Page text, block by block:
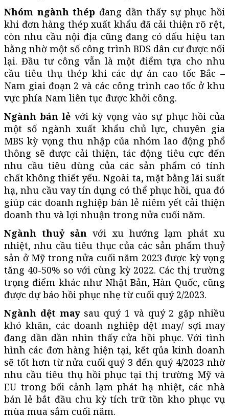
Nhóm ngành thép đang dần thấy sự phục hồi
khi đơn hàng thép xuất khẩu đã cải thiện rõ rệt,
còn nhu cầu nội địa cũng đang có dấu hiệu tan
bằng nhờ một số công trình BDS dân cư được nối
lại. Đầu tư công vẫn là một điểm tựa cho nhu
cầu tiêu thụ thép khi các dự án cao tốc Bắc –
Nam giai đoạn 2 và các công trình cao tốc ở khu
vực phía Nam liên tục được khởi công.
Ngành bán lẻ với kỳ vọng vào sự phục hồi của
một số ngành xuất khẩu chủ lực, chuyên gia
MBS kỳ vọng thu nhập của nhóm lao động phổ
thông sẽ được cải thiện, tác động tiêu cực đến
nhu cầu tiêu dùng của các sản phẩm có tính
chất không thiết yếu. Ngoài ta, mặt bằng lãi suất
hạ, nhu cầu vay tín dụng có thể phục hồi, qua đó
giúp các doanh nghiệp bán lẻ niêm yết cải thiện
doanh thu và lợi nhuận trong nửa cuối năm.
Ngành thuỷ sảnvới xu hướng lạm phát xu
nhiệt, nhu cầu tiêu thục của các sản phẩm thuỷ
sản ở Mỹ trong nửa cuối năm 2023 được kỳ vọng
tăng 40-50% so với cùng kỳ 2022. Các thị trường
trọng điểm khác như Nhật Bản, Hàn Quốc, cũng
được dự báo hồi phục nhẹ từ cuối quý 2/2023.
Ngành dệt may sau quý 1 và quý 2 gặp nhiều
khó khăn, các doanh nghiệp dệt may/ sợi may
đang dần dần nhìn thấy cửa hồi phục. Với tình
hình các đơn hàng hiện tại, kết qủa kinh doanh
sẽ tốt hơn từ nửa cuối quý 3 đến quý 4/2023 nhờ
nhu cầu tiêu thụ hồi phục tại thị trường Mỹ và
EU trong bối cảnh lạm phát hạ nhiệt, các nhà
bán lẻ bắt đầu chu kỳ tích trữ tồn kho phục vụ
mùa mua sắm cuối năm.